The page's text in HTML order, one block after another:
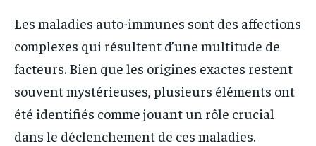
Les maladies auto-immunes sont des affections
complexes qui résultent d’une multitude de
facteurs. Bien que les origines exactes restent
souvent mystérieuses, plusieurs éléments ont
été identifiés comme jouant un rôle crucial
dans le déclenchement de ces maladies.